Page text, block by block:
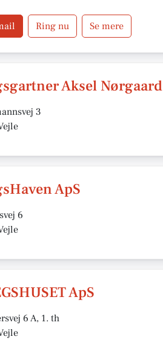
Ring nu Se mere
Aksel Nørgaard
3
ApS
6
ApS
6 A, 1. th